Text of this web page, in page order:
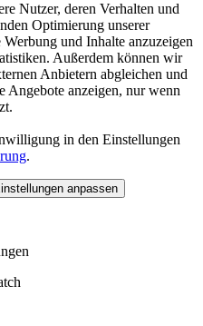
Nutzer, deren Verhalten und
Optimierung unserer
und Inhalte anzuzeigen
Außerdem können wir
Anbietern abgleichen und
Angebote anzeigen, nur wenn
in den Einstellungen
.
anpassen